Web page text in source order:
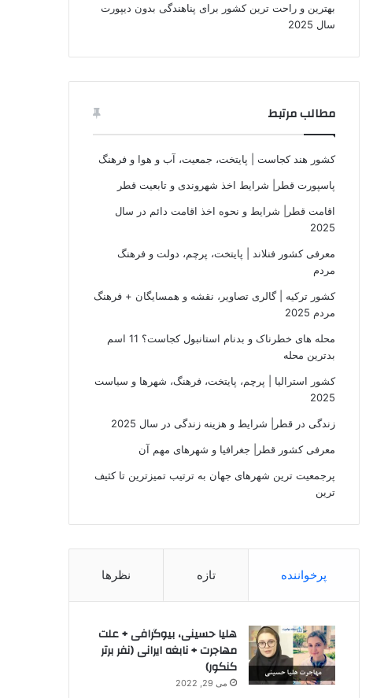
بهترین و راحت ترین کشور برای پناهندگی بدون دیپورت
سال 2025
مطالب مرتبط
کشور هند کجاست | پایتخت، جمعیت، آب و هوا و فرهنگ
پاسپورت قطر| شرایط اخذ شهروندی و تابعیت قطر
اقامت قطر| شرایط و نحوه اخذ اقامت دائم در سال
2025
معرفی کشور فنلاند | پایتخت، پرچم، دولت و فرهنگ
مردم
کشور ترکیه | گالری تصاویر، نقشه و همسایگان + فرهنگ
مردم 2025
محله های خطرناک و بدنام استانبول کجاست؟ 11 اسم
بدترین محله
کشور استرالیا | پرچم، پایتخت، فرهنگ، شهرها و سیاست
2025
زندگی در قطر| شرایط و هزینه زندگی در سال 2025
معرفی کشور قطر| جغرافیا و شهرهای مهم آن
پرجمعیت‌ ترین شهرهای جهان به ترتیب تمیزترین تا کثیف
ترین
پرخواننده تازه نظرها
هلیا حسینی، بیوگرافی + علت
مهاجرت + نابغه ایرانی (نفر برتر
کنکور)
می 29, 2022